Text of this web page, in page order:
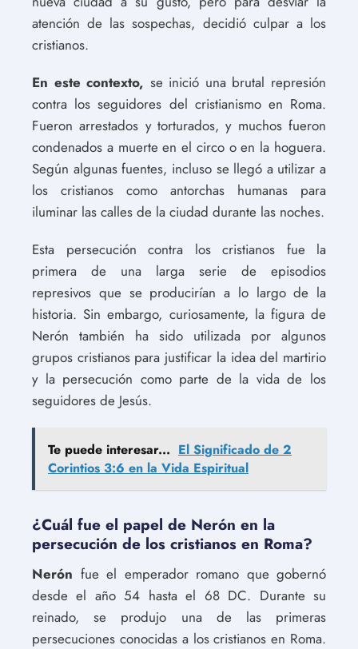
atención de las sospechas, decidió culpar a los
cristianos.
En este contexto, se inició una brutal represión
contra los seguidores del cristianismo en Roma.
Fueron arrestados y torturados, y muchos fueron
condenados a muerte en el circo o en la hoguera.
Según algunas fuentes, incluso se llegó a utilizar a
los cristianos como antorchas humanas para
iluminar las calles de la ciudad durante las noches.
Esta persecución contra los cristianos fue la
primera de una larga serie de episodios
represivos que se producirían a lo largo de la
historia. Sin embargo, curiosamente, la figura de
Nerón también ha sido utilizada por algunos
grupos cristianos para justificar la idea del martirio
y la persecución como parte de la vida de los
seguidores de Jesús.
Te puede interesar... El Significado de 2
Corintios 3:6 en la Vida Espiritual
¿Cuál fue el papel de Nerón en la
persecución de los cristianos en Roma?
Nerón fue el emperador romano que gobernó
desde el año 54 hasta el 68 DC. Durante su
reinado, se produjo una de las primeras
persecuciones conocidas a los cristianos en Roma.